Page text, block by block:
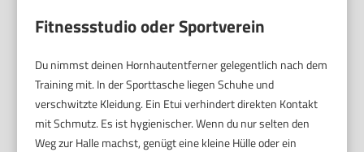
Fitnessstudio oder Sportverein
Du nimmst deinen Hornhautentferner gelegentlich nach dem
Training mit. In der Sporttasche liegen Schuhe und
verschwitzte Kleidung. Ein Etui verhindert direkten Kontakt
mit Schmutz. Es ist hygienischer. Wenn du nur selten den
Weg zur Halle machst, genügt eine kleine Hülle oder ein